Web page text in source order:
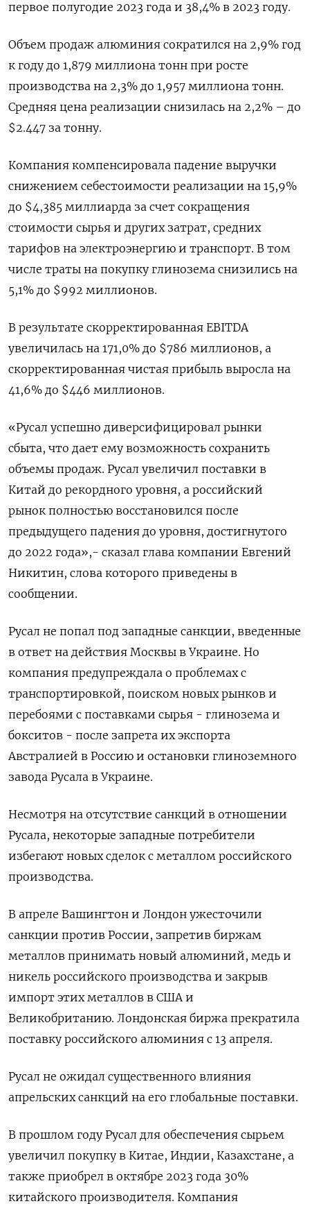
первое полугодие 2023 года и 38,4% в 2023 году.
Объем продаж алюминия сократился на 2,9% год
к году до 1,879 миллиона тонн при росте
производства на 2,3% до 1,957 миллиона тонн.
Средняя цена реализации снизилась на 2,2% – до
$2.447 за тонну.
Компания компенсировала падение выручки
снижением себестоимости реализации на 15,9%
до $4,385 миллиарда за счет сокращения
стоимости сырья и других затрат, средних
тарифов на электроэнергию и транспорт. В том
числе траты на покупку глинозема снизились на
5,1% до $992 миллионов.
В результате скорректированная EBITDA
увеличилась на 171,0% до $786 миллионов, а
скорректированная чистая прибыль выросла на
41,6% до $446 миллионов.
«Русал успешно диверсифицировал рынки
сбыта, что дает ему возможность сохранить
объемы продаж. Русал увеличил поставки в
Китай до рекордного уровня, а российский
рынок полностью восстановился после
предыдущего падения до уровня, достигнутого
до 2022 года»,- сказал глава компании Евгений
Никитин, слова которого приведены в
сообщении.
Русал не попал под западные санкции, введенные
в ответ на действия Москвы в Украине. Но
компания предупреждала о проблемах с
транспортировкой, поиском новых рынков и
перебоями с поставками сырья - глинозема и
бокситов - после запрета их экспорта
Австралией в Россию и остановки глиноземного
завода Русала в Украине.
Несмотря на отсутствие санкций в отношении
Русала, некоторые западные потребители
избегают новых сделок с металлом российского
производства.
В апреле Вашингтон и Лондон ужесточили
санкции против России, запретив биржам
металлов принимать новый алюминий, медь и
никель российского производства и закрыв
импорт этих металлов в США и
Великобританию. Лондонская биржа прекратила
поставку российского алюминия с 13 апреля.
Русал не ожидал существенного влияния
апрельских санкций на его глобальные поставки.
В прошлом году Русал для обеспечения сырьем
увеличил покупку в Китае, Индии, Казахстане, а
также приобрел в октябре 2023 года 30%
китайского производителя. Компания